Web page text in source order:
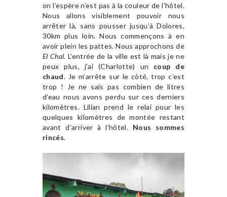
on l’espère n’est pas à la couleur de l’hôtel.
Nous allons visiblement pouvoir nous
arrêter là, sans pousser jusqu’à Dolores,
30km plus loin. Nous commençons à en
avoir plein les pattes. Nous approchons de
El Chal. L’entrée de la ville est là mais je ne
peux plus, j’ai (Charlotte) un coup de
chaud. Je m’arrête sur le côté, trop c’est
trop ! Je ne sais pas combien de litres
d’eau nous avons perdu sur ces derniers
kilomètres. Lilian prend le relai pour les
quelques kilomètres de montée restant
avant d’arriver à l’hôtel. Nous sommes
rincés.